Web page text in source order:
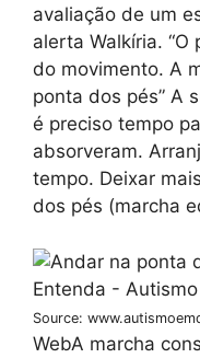
avaliação de um
alerta Walkíria.
do movimento. A
ponta dos pés” A
é preciso tempo
absorveram.
tempo. Deixar
dos pés (marcha
Source:
WebA marcha